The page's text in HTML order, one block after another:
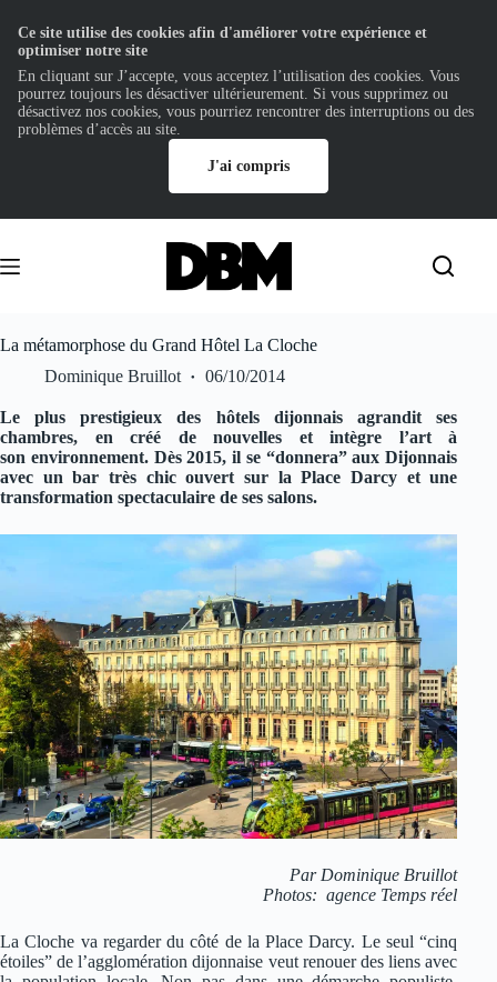
contenu
La métamorphose du Grand Hôtel La Cloche
Dominique Bruillot
06/10/2014
Le plus prestigieux des hôtels dijonnais agrandit ses
chambres, en créé de nouvelles et intègre l’art à
son environnement. Dès 2015, il se “donnera” aux Dijonnais
avec un bar très chic ouvert sur la Place Darcy et une
transformation spectaculaire de ses salons.
Par Dominique Bruillot
Photos: agence Temps réel
La Cloche va regarder du côté de la Place Darcy. Le seul “cinq
étoiles” de l’agglomération dijonnaise veut renouer des liens avec
Ce site utilise des cookies afin d'améliorer votre expérience et
optimiser notre site
En cliquant sur J’accepte, vous acceptez l’utilisation des cookies. Vous
pourrez toujours les désactiver ultérieurement. Si vous supprimez ou
désactivez nos cookies, vous pourriez rencontrer des interruptions ou des
problèmes d’accès au site.
J'ai compris